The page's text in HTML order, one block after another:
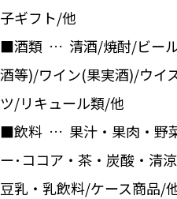
子ギフト/他
■酒類 … 清酒/焼酎/ビール
酒等)/ワイン(果実酒)/ウイ
ツ/リキュール類/他
■飲料 … 果汁・果肉・野
ー･ココア・茶・炭酸・清
豆乳・乳飲料/ケース商品/